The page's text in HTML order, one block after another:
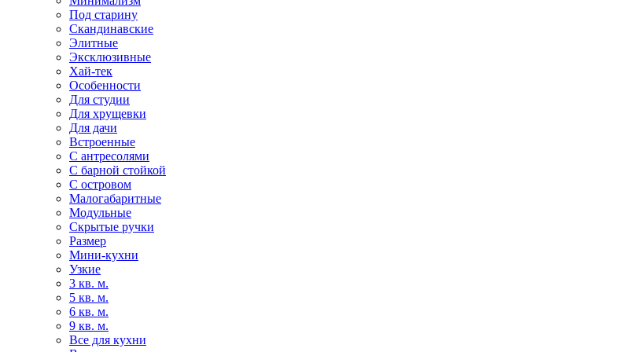
Под старину
Скандинавские
Элитные
Эксклюзивные
Хай-тек
Особенности
Для студии
Для хрущевки
Для дачи
Встроенные
С антресолями
С барной стойкой
С островом
Малогабаритные
Модульные
Скрытые ручки
Размер
Мини-кухни
Узкие
3 кв. м.
5 кв. м.
6 кв. м.
9 кв. м.
Все для кухни